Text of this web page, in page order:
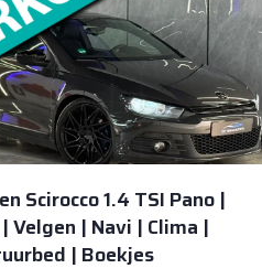
Scirocco 1.4 TSI Pano |
Velgen | Navi | Clima |
| Boekjes